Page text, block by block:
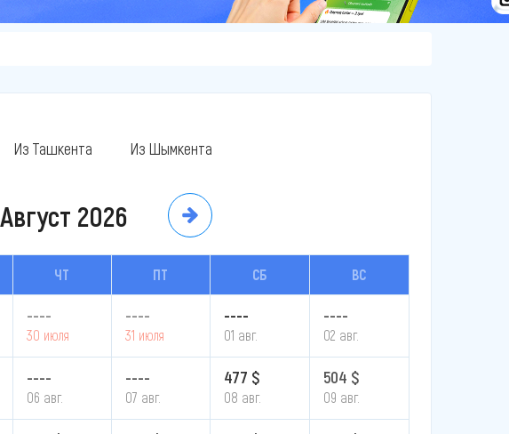
Из Ташкента Из Шымкента
Август 2026
ЧТ ПТ СБ ВС
----
30 июля
----
31 июля
----
01 авг.
----
02 авг.
----
06 авг.
----
07 авг.
477 $
08 авг.
504 $
09 авг.